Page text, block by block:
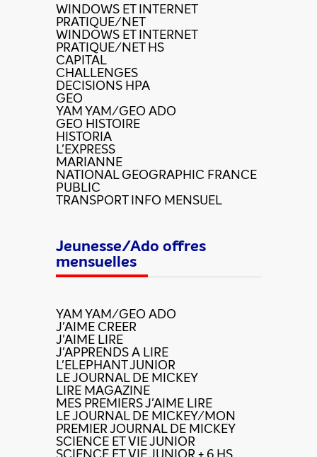
WINDOWS ET INTERNET
PRATIQUE/NET
WINDOWS ET INTERNET
PRATIQUE/NET HS
CAPITAL
CHALLENGES
DECISIONS HPA
GEO
YAM YAM/GEO ADO
GEO HISTOIRE
HISTORIA
L'EXPRESS
MARIANNE
NATIONAL GEOGRAPHIC FRANCE
PUBLIC
TRANSPORT INFO MENSUEL
Jeunesse/Ado offres
mensuelles
YAM YAM/GEO ADO
J'AIME CREER
J'AIME LIRE
J'APPRENDS A LIRE
L'ELEPHANT JUNIOR
LE JOURNAL DE MICKEY
LIRE MAGAZINE
MES PREMIERS J'AIME LIRE
LE JOURNAL DE MICKEY/MON
PREMIER JOURNAL DE MICKEY
SCIENCE ET VIE JUNIOR